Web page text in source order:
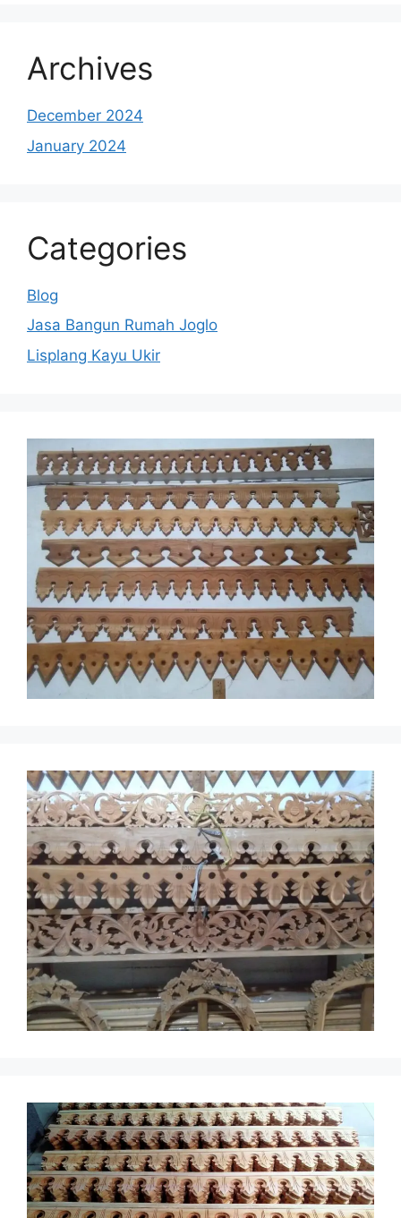
Archives
December 2024
January 2024
Categories
Blog
Jasa Bangun Rumah Joglo
Lisplang Kayu Ukir